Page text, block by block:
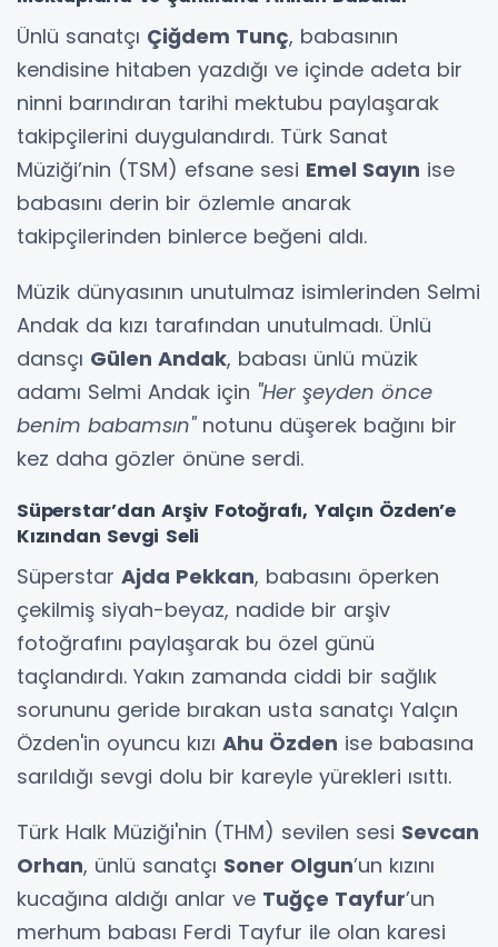
Ünlü sanatçı Çiğdem Tunç, babasının
kendisine hitaben yazdığı ve içinde adeta bir
ninni barındıran tarihi mektubu paylaşarak
takipçilerini duygulandırdı. Türk Sanat
Müziği’nin (TSM) efsane sesi Emel Sayın ise
babasını derin bir özlemle anarak
takipçilerinden binlerce beğeni aldı.
Müzik dünyasının unutulmaz isimlerinden Selmi
Andak da kızı tarafından unutulmadı. Ünlü
dansçı Gülen Andak, babası ünlü müzik
adamı Selmi Andak için "Her şeyden önce
benim babamsın"notunu düşerek bağını bir
kez daha gözler önüne serdi.
Süperstar’dan Arşiv Fotoğrafı, Yalçın Özden’e
Kızından Sevgi Seli
Süperstar Ajda Pekkan, babasını öperken
çekilmiş siyah-beyaz, nadide bir arşiv
fotoğrafını paylaşarak bu özel günü
taçlandırdı. Yakın zamanda ciddi bir sağlık
sorununu geride bırakan usta sanatçı Yalçın
Özden'in oyuncu kızı Ahu Özden ise babasına
sarıldığı sevgi dolu bir kareyle yürekleri ısıttı.
Türk Halk Müziği'nin (THM) sevilen sesi Sevcan
Orhan, ünlü sanatçı Soner Olgun’un kızını
kucağına aldığı anlar ve Tuğçe Tayfur’un
merhum babası Ferdi Tayfur ile olan karesi